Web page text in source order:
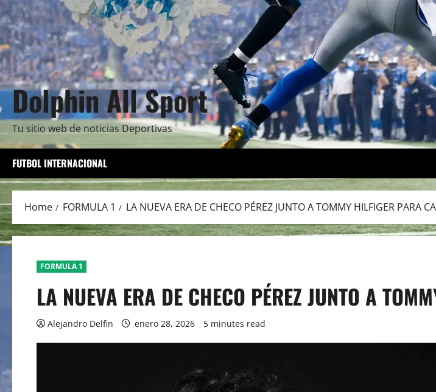
Dolphin All Sport
Tu sitio web de noticias Deportivas
FUTBOL INTERNACIONAL
Home FORMULA 1 LA NUEVA ERA DE CHECO PÉREZ JUNTO A TOMMY HILFIGER PARA
FORMULA 1
LA NUEVA ERA DE CHECO PÉREZ JUNTO A
Alejandro Delfin enero 28, 2026 5 minutes read